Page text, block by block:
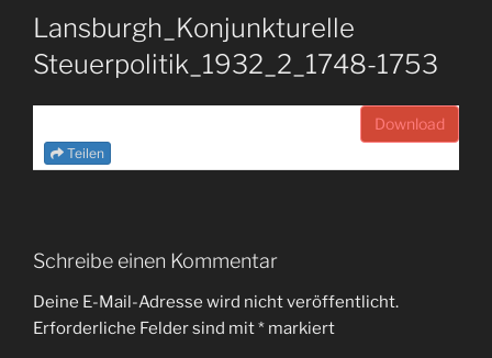
Lansburgh_Konjunkturelle
Steuerpolitik_1932_2_1748-1753
Download
Teilen
Schreibe einen Kommentar
Deine E-Mail-Adresse wird nicht veröffentlicht.
Erforderliche Felder sind mit* markiert